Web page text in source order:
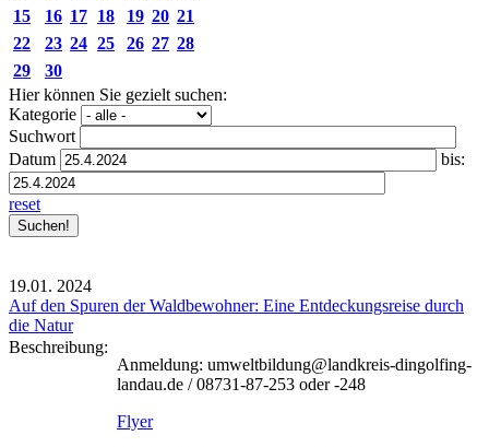
15
16 17 18 19 20 21
22
23 24 25 26 27 28
29
30
Hier können Sie gezielt suchen:
Kategorie
Suchwort
Datum
bis:
reset
19.01. 2024
Auf den Spuren der Waldbewohner: Eine Entdeckungsreise durch
die Natur
Beschreibung:
Anmeldung: umweltbildung@landkreis-dingolfing-
landau.de / 08731-87-253 oder -248
Flyer